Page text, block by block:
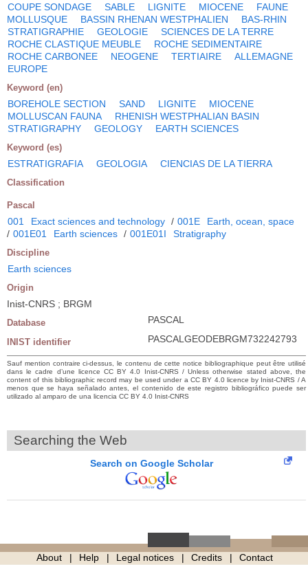
COUPE SONDAGE SABLE LIGNITE MIOCENE
FAUNE
MOLLUSQUE
BASSIN RHENAN WESTPHALIEN
BAS-RHIN
STRATIGRAPHIE
GEOLOGIE
SCIENCES DE LA TERRE
ROCHE CLASTIQUE MEUBLE
ROCHE SEDIMENTAIRE
ROCHE CARBONEE
NEOGENE TERTIAIRE
ALLEMAGNE
EUROPE
Keyword (en)
BOREHOLE SECTION SAND LIGNITE
MIOCENE
MOLLUSCAN FAUNA
RHENISH WESTPHALIAN BASIN
STRATIGRAPHY
GEOLOGY EARTH SCIENCES
Keyword (es)
ESTRATIGRAFIA GEOLOGIA CIENCIAS DE LA TIERRA
Classification
Pascal
001 Exact sciences and technology / 001E
Earth, ocean, space
/ 001E01 Earth sciences / 001E01I Stratigraphy
Discipline
Earth sciences
Origin
Inist-CNRS ; BRGM
Database PASCAL
INIST identifier PASCALGEODEBRGM732242793
Sauf mention contraire ci-dessus, le contenu de cette notice bibliographique peut être utilisé
dans le cadre d’une licence CC BY 4.0 Inist-CNRS / Unless otherwise stated above, the
content of this bibliographic record may be used under a CC BY 4.0 licence by Inist-CNRS / A
menos que se haya señalado antes, el contenido de este registro bibliográfico puede ser
utilizado al amparo de una licencia CC BY 4.0 Inist-CNRS
Searching the Web
Search on Google Scholar
About Help Legal notices Credits Contact